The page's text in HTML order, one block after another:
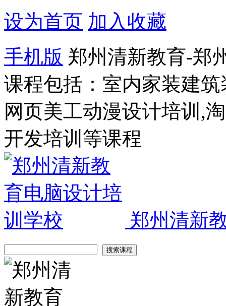
设为首页 加入收藏
手机版 郑州清新教育-郑
课程包括：室内家装建
网页美工动漫设计培训,
开发培训等课程
郑州清新